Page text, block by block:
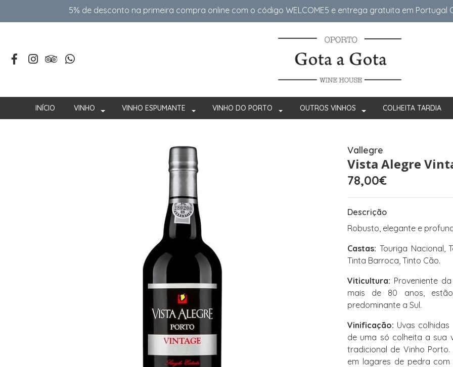
5% de desconto na primeira compra online com o código WELCOME5 e entrega gratuita em
INÍCIO VINHO VINHO ESPUMANTE VINHO DO PORTO OUTROS VINHOS COLHEITA TARDIA
Vallegre
Vista Alegre
78,00€
Descrição
Robusto, elegante e
Castas: Touriga Nacional,
Tinta Barroca, Tinto Cão.
Viticultura: Proveniente
mais de 80 anos,
predominante a Sul.
Vinificação: Uvas
de uma só colheita a sua
tradicional de Vinho
em lagares de pedra